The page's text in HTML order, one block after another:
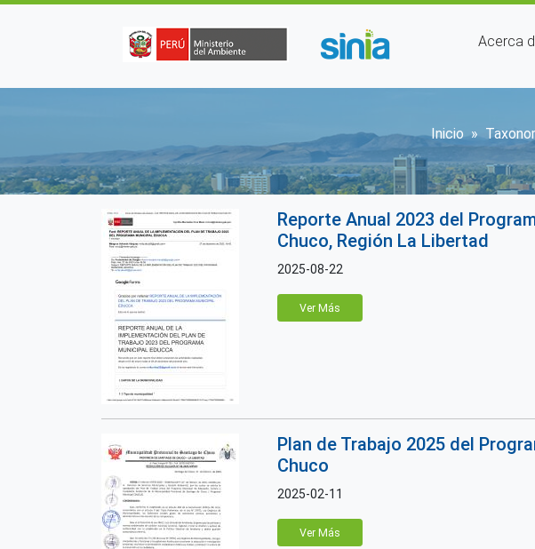
Acerca
Inicio
Reporte Anual 2023 del
Chuco, Región La Libertad
2025-08-22
Ver Más
Plan de Trabajo 2025 del
Chuco
2025-02-11
Ver Más